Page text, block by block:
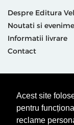
Acest site
pentru
reclame
Despre Editura
Noutati si
Informatii livrare
Contact